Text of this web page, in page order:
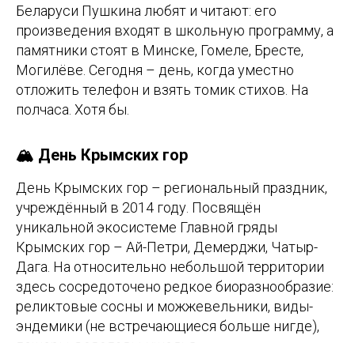
Беларуси Пушкина любят и читают: его
произведения входят в школьную программу, а
памятники стоят в Минске, Гомеле, Бресте,
Могилёве. Сегодня – день, когда уместно
отложить телефон и взять томик стихов. На
полчаса. Хотя бы.
🏔️ День Крымских гор
День Крымских гор – региональный праздник,
учреждённый в 2014 году. Посвящён
уникальной экосистеме Главной гряды
Крымских гор – Ай-Петри, Демерджи, Чатыр-
Дага. На относительно небольшой территории
здесь сосредоточено редкое биоразнообразие:
реликтовые сосны и можжевельники, виды-
эндемики (не встречающиеся больше нигде),